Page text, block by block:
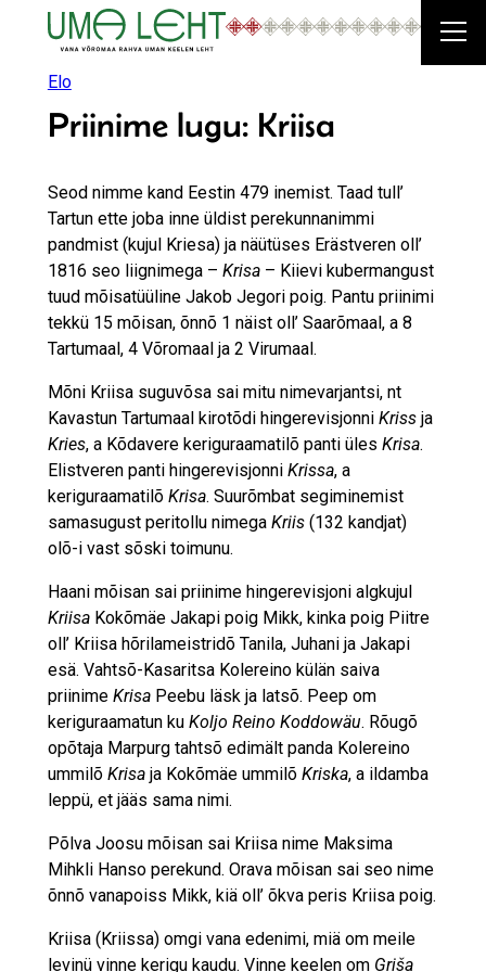
juurdeElo
Priinime lugu: Kriisa
Seod nimme kand Eestin 479 inemist. Taad tull’
Tartun ette joba inne üldist perekunnanimmi
pandmist (kujul Kriesa) ja näütüses Erästveren oll’
1816 seo liignimega – Krisa– Kiievi kubermangust
tuud mõisatüüline Jakob Jegori poig. Pantu priinimi
tekkü 15 mõisan, õnnõ 1 näist oll’ Saarõmaal, a 8
Tartumaal, 4 Võromaal ja 2 Virumaal.
Mõni Kriisa suguvõsa sai mitu nimevarjantsi, nt
Kavastun Tartumaal kirotõdi hingerevisjonni Krissja
Kries, a Kõdavere keriguraamatilõ panti üles Krisa.
Elistveren panti hingerevisjonni Krissa, a
keriguraamatilõ Krisa. Suurõmbat segiminemist
samasugust peritollu nimega Kriis(132 kandjat)
olõ-i vast sõski toimunu.
Haani mõisan sai priinime hingerevisjoni algkujul
KriisaKokõmäe Jakapi poig Mikk, kinka poig Piitre
oll’ Kriisa hõrilameistridõ Tanila, Juhani ja Jakapi
esä. Vahtsõ-Kasaritsa Kolereino külän saiva
priinime KrisaPeebu läsk ja latsõ. Peep om
keriguraamatun ku Koljo Reino Koddowäu. Rõugõ
opõtaja Marpurg tahtsõ edimält panda Kolereino
ummilõ Krisaja Kokõmäe ummilõ Kriska, a ildamba
leppü, et jääs sama nimi.
Põlva Joosu mõisan sai Kriisa nime Maksima
Mihkli Hanso perekund. Orava mõisan sai seo nime
õnnõ vanapoiss Mikk, kiä oll’ õkva peris Kriisa poig.
Kriisa (Kriissa) omgi vana edenimi, miä om meile
levinü vinne kerigu kaudu. Vinne keelen om Griša